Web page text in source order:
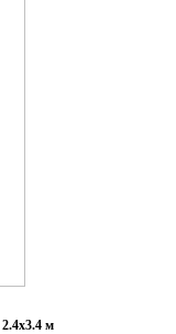
2.4х3.4 м